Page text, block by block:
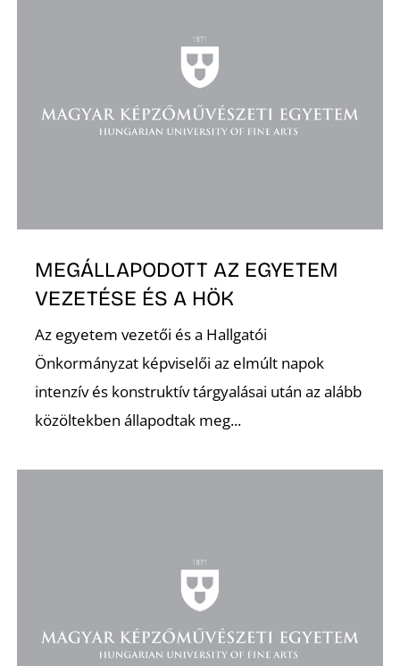
MEGÁLLAPODOTT AZ EGYETEM
VEZETÉSE ÉS A HÖK
Az egyetem vezetői és a Hallgatói
Önkormányzat képviselői az elmúlt napok
intenzív és konstruktív tárgyalásai után az alább
közöltekben állapodtak meg...